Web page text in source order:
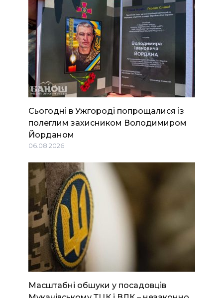
Сьогодні в Ужгороді попрощалися із
полеглим захисником Володимиром
Йорданом
06.08.2026
Масштабні обшуки у посадовців